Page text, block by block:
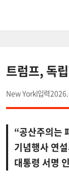
트럼프, 독
New York
“공산주의는
기념행사 연
대통령 서명